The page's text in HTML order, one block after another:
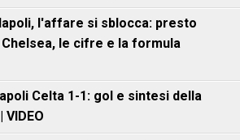
l'affare si sblocca: presto
le cifre e la formula
Celta 1-1: gol e sintesi della